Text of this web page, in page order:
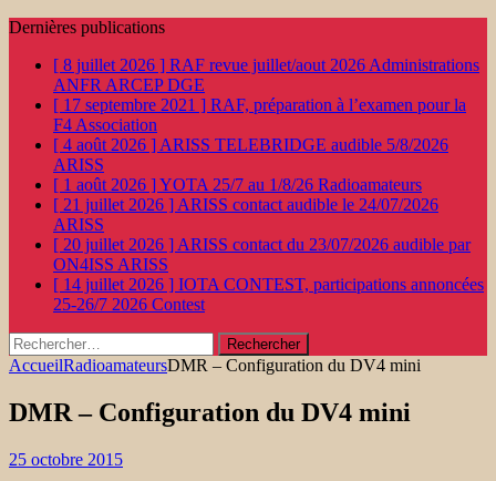
Dernières publications
[ 8 juillet 2026 ] RAF revue juillet/aout 2026 Administrations
ANFR ARCEP DGE
[ 17 septembre 2021 ] RAF, préparation à l’examen pour la
F4 Association
[ 4 août 2026 ] ARISS TELEBRIDGE audible 5/8/2026
ARISS
[ 1 août 2026 ]YOTA 25/7 au 1/8/26 Radioamateurs
[ 21 juillet 2026 ] ARISS contact audible le 24/07/2026
ARISS
[ 20 juillet 2026 ] ARISS contact du 23/07/2026 audible par
ON4ISS ARISS
[ 14 juillet 2026 ] IOTA CONTEST, participations annoncées
25-26/7 2026 Contest
Rechercher :
AccueilRadioamateursDMR – Configuration du DV4 mini
DMR – Configuration du DV4 mini
25 octobre 2015